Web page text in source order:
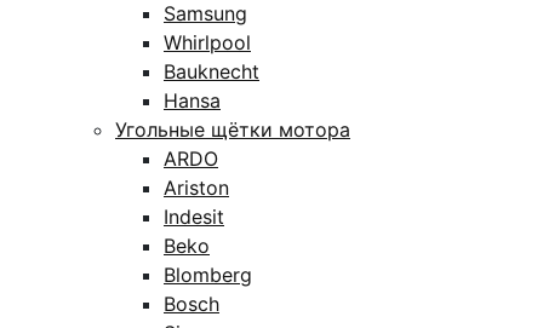
Samsung
Whirlpool
Bauknecht
Hansa
Угольные щётки мотора
ARDO
Ariston
Indesit
Beko
Blomberg
Bosch